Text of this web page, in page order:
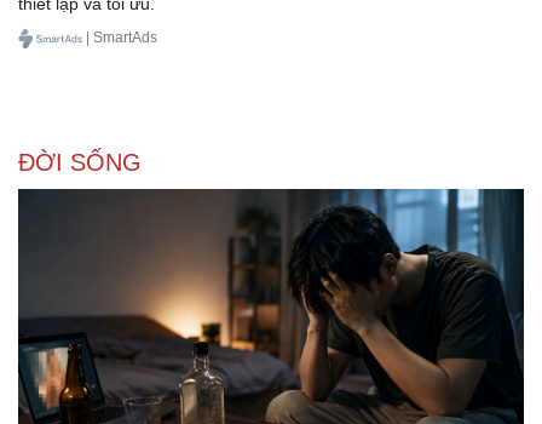
Sức khỏe
Nhi khoa
| SmartAds
ĐỜI SỐNG